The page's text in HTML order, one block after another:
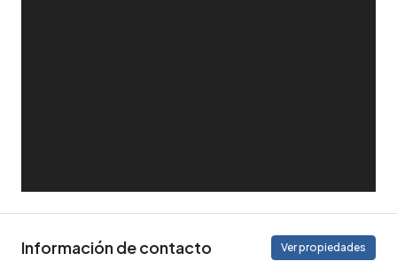
Información de contacto Ver propiedades